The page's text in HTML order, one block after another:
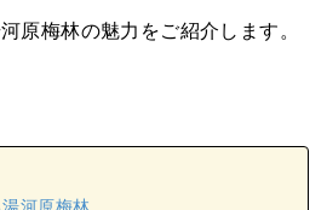
原梅林の魅力をご紹介します。